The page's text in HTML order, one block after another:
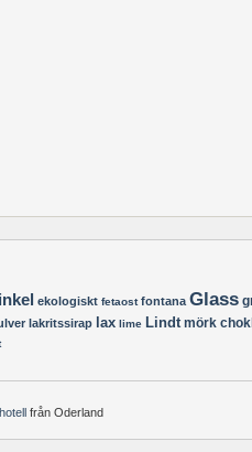
ekologiskt fetaost fontana Glass
lakritssirap lax lime Lindt mörk
från Oderland